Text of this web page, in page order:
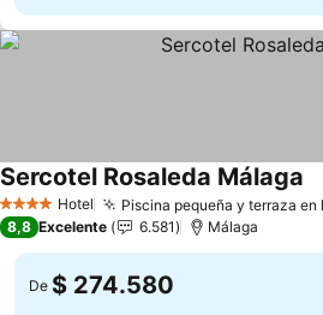
4 EstrellasHotel Piscina pequeña y terraza en
Sercotel Rosaleda Málaga
8,8 Excelente 6.581 Málaga
De $ 274.580